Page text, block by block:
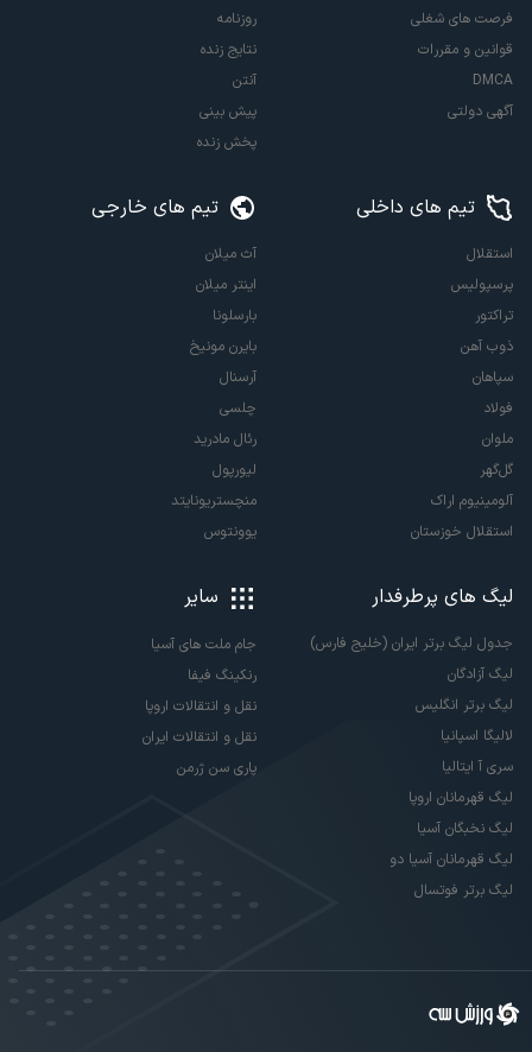
فرصت های شغلی
قوانین و مقررات
DMCA
آگهی دولتی
روزنامه
نتایج زنده
آنتن
پیش بینی
پخش زنده
تیم های داخلی
استقلال
پرسپولیس
تراکتور
ذوب آهن
سپاهان
فولاد
ملوان
گل‌گهر
آلومینیوم اراک
استقلال خوزستان
تیم های خارجی
آث میلان
اینتر میلان
بارسلونا
بایرن مونیخ
آرسنال
چلسی
رئال مادرید
لیورپول
منچستریونایتد
یوونتوس
لیگ های پرطرفدار
جدول لیگ برتر ایران (خلیج فارس)
لیگ آزادگان
لیگ برتر انگلیس
لالیگا اسپانیا
سری آ ایتالیا
لیگ قهرمانان اروپا
لیگ نخبگان آسیا
لیگ قهرمانان آسیا دو
لیگ برتر فوتسال
سایر
جام ملت های آسیا
رنکینگ فیفا
نقل و انتقالات اروپا
نقل و انتقالات ایران
پاری سن ژرمن